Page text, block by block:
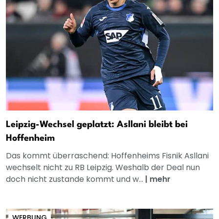
Leipzig-Wechsel geplatzt: Asllani bleibt bei
Hoffenheim
Das kommt überraschend: Hoffenheims Fisnik Asllani
wechselt nicht zu RB Leipzig. Weshalb der Deal nun
doch nicht zustande kommt und w... | mehr